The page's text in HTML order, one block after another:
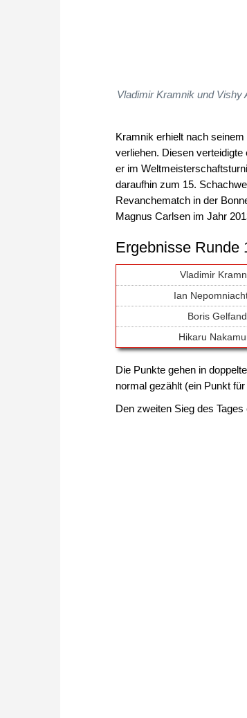
Vladimir Kramnik und Vishy
Kramnik erhielt nach
verliehen. Diesen
er im
daraufhin zum 15.
Revanchematch in der
Magnus Carlsen im Jahr
Ergebnisse Runde
Vladimir
Ian
Boris Gelfand
Hikaru
Die Punkte gehen in
normal gezählt (ein Punkt
Den zweiten Sieg des